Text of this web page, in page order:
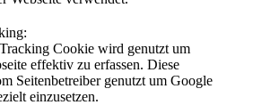
Cookie wird genutzt um
effektiv zu erfassen. Diese
Seitenbetreiber genutzt um Google
einzusetzen.